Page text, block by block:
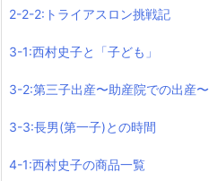
2-2-2:トライアスロン挑戦記
3-1:西村史子と「子ども」
3-2:第三子出産〜助産院での出産〜
3-3:長男(第一子)との時間
4-1:西村史子の商品一覧